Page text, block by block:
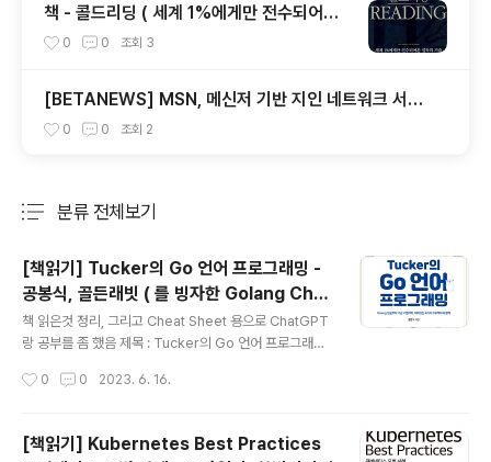
책 - 콜드리딩 ( 세계 1%에게만 전수되어온
설득의 기술 )
0 0 조회 3
[BETANEWS] MSN, 메신저 기반 지인 네트워크 서비
스 시작
0 0 조회 2
분류 전체보기
[책읽기] Tucker의 Go 언어 프로그래밍 -
공봉식, 골든래빗 ( 를 빙자한 Golang Che
at Sheet ㅋ )
책 읽은것 정리, 그리고 Cheat Sheet 용으로 ChatGPT
랑 공부를 좀 했음 제목 : Tucker의 Go 언어 프로그래밍
나왔지만, 잠시 공부했다가 그냥 그런가 보다 했다. 한창 D
고 있다 읽게 된 책이다. 나의 주 언어가 Java이긴 하지만,
0 0 2023. 6. 16.
[책읽기] Kubernetes Best Practices